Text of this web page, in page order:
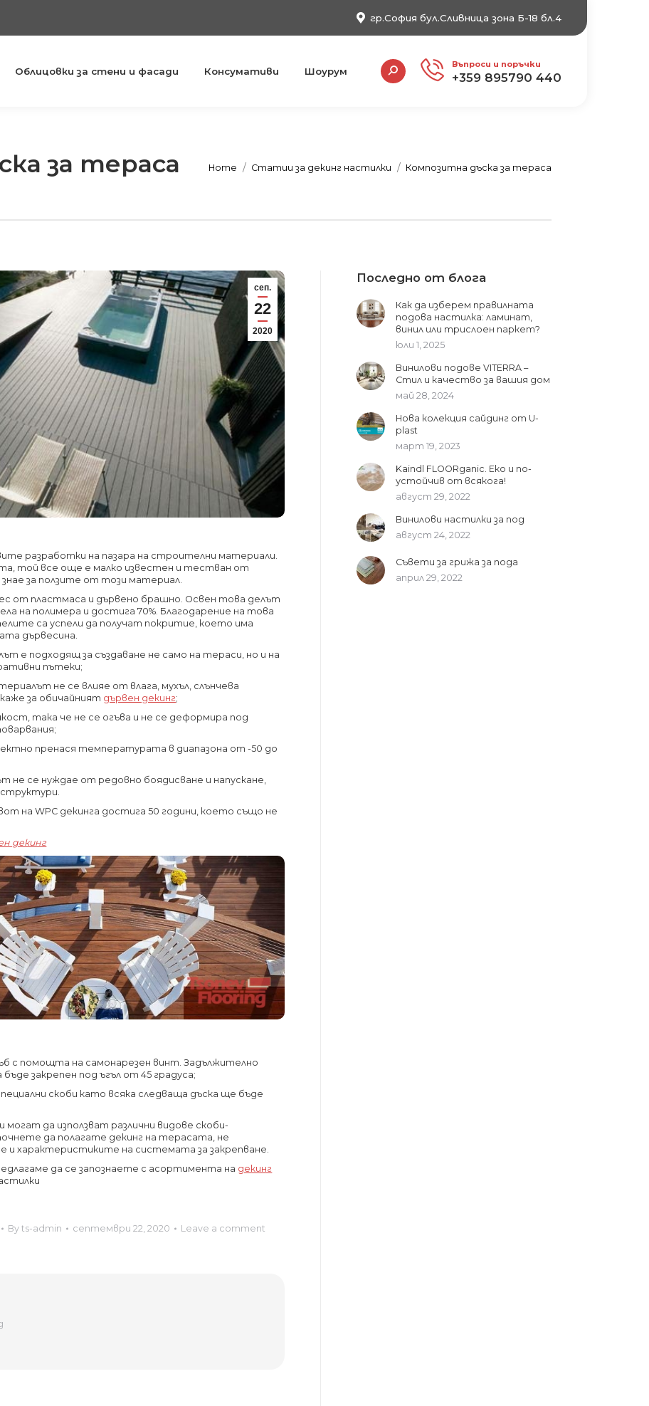
гр.София бул.Сливница зона Б-18 бл.4
Облицовки за стени и фасади Консумативи Шоурум
Search: Въпроси и поръчки
+359 895790 440
за тераса
Home
Статии за декинг настилки Композитна дъска за тераса
сеп.
22
2020
разработки на пазара на строителни материали.
той все още е малко известен и тестван от
за ползите от този материал.
от пластмаса и дървено брашно. Освен това делът
на полимера и достига 70%. Благодарение на това
са успели да получат покритие, което има
дървесина.
е подходящ за създаване не само на тераси, но и на
пътеки;
не се влияе от влага, мухъл, слънчева
за обичайният дървен декинг;
така че не се огъва и не се деформира под
пренася температурата в диапазона от -50 до
не се нуждае от редовно боядисване и напускане,
на WPC декинга достига 50 години, което също не
декинг
с помощта на самонарезен винт. Задължително
закрепен под ъгъл от 45 градуса;
скоби като всяка следваща дъска ще бъде
да използват различни видове скоби-
да полагате декинг на терасата, не
характеристиките на системата за закрепване.
да се запознаете с асортимента на декинг
By ts-admin септември 22, 2020 Leave a comment
Последно от блога
Как да изберем правилната
подова настилка: ламинат,
винил или трислоен паркет?
юли 1, 2025
Винилови подове VITERRA –
Стил и качество за вашия дом
май 28, 2024
Нова колекция сайдинг от U-
plast
март 19, 2023
Kaindl FLOORganic. Еко и по-
устойчив от всякога!
август 29, 2022
Винилови настилки за под
август 24, 2022
Съвети за грижа за пода
април 29, 2022